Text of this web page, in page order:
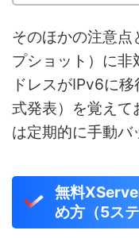
そのほかの注意点
プショット）に非
ドレスがIPv6に
式発表）を覚えて
は定期的に手動バ
無料
め方（5ステ